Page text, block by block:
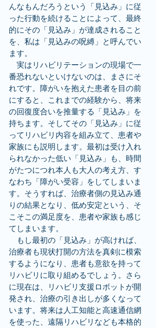
んなもんだろうという「見込み」に従
った行動を続けることによって、最終
的にその「見込み」が達成されること
を、私は「見込みの呪縛」と呼んでい
ます。
実はリハビリテーションの現場で一
番恐れないといけないのは、まさにそ
れです。障がいを抱えた患者を目の前
にすると、これまでの経験から、将来
の回復度合いを推量する「見込み」を
持ちます。そしてその「見込み」に従
ってリハビリ内容を組み立て、患者や
家族にも説明します。最初は受け入れ
られなかった低い「見込み」も、時間
がたつにつれ本人も大人の考え方、す
なわち「障がい受容」をしてしまいま
す。そうすれば、治療者側の見込み通
りの結果となり、低め安定という、そ
こそこの満足度を、患者や家族も感じ
てしまいます。
もし最初の「見込み」が高ければ、
治療者も現状打開の方法を真剣に模索
するようになり、患者も意欲を持って
リハビリに取り組めるでしょう。さら
に現在は、リハビリ支援ロボットが開
発され、治療の引き出しが多くなって
います。将来は人工知能と高速通信網
を使った、遠隔リハビリなども本格的